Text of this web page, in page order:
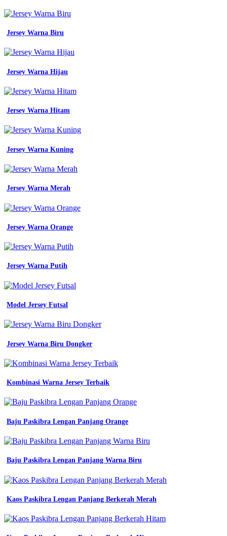
Jersey Warna Biru
Jersey Warna Hijau
Jersey Warna Hitam
Jersey Warna Kuning
Jersey Warna Merah
Jersey Warna Orange
Jersey Warna Putih
Model Jersey Futsal
Jersey Warna Biru Dongker
Kombinasi Warna Jersey Terbaik
Baju Paskibra Lengan Panjang Orange
Baju Paskibra Lengan Panjang Warna Biru
Kaos Paskibra Lengan Panjang Berkerah Merah